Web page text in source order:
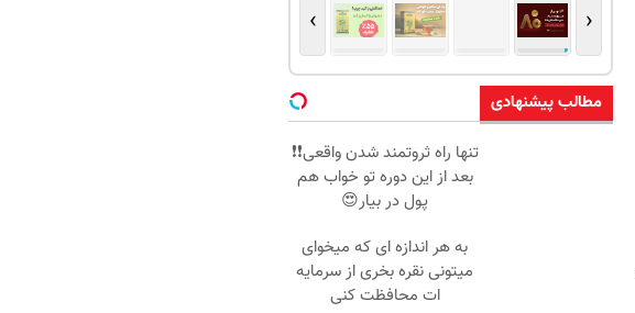
‹
›
مطالب پیشنهادی
تنها راه ثروتمند شدن واقعی❗❗
بعد از این دوره تو خواب هم
پول در بیار😍
به هر اندازه ای که میخوای
میتونی نقره بخری از سرمایه
ات محافظت کنی